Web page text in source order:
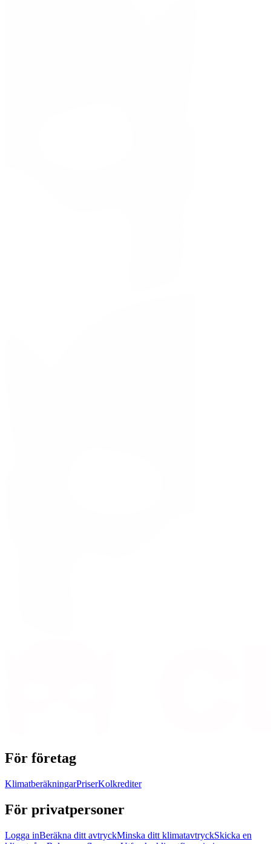
För företag
KlimatberäkningarPriserKolkrediter
För privatpersoner
Logga inBeräkna ditt avtryckMinska ditt klimatavtryckSkicka en